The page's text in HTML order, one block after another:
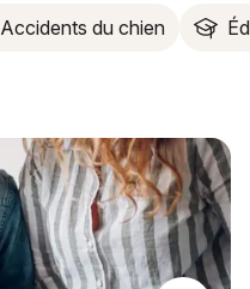
Accidents du chien